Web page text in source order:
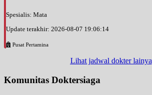
Spesialis: Mata
Update terakhir: 2026-08-07 19:06:14
Pusat Pertamina
Lihat jadwal dokter lainya
Komunitas Doktersiaga